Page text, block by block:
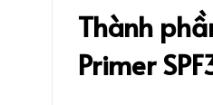
Thành
Primer